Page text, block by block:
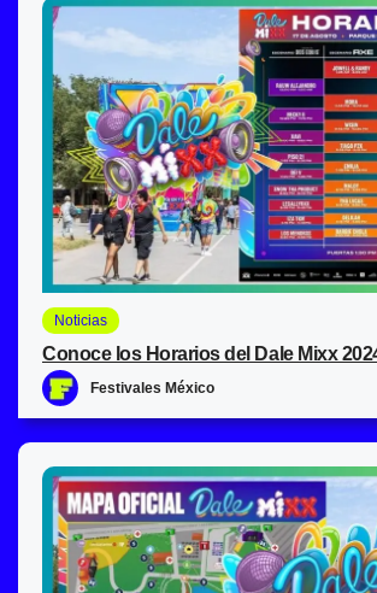
Noticias
Conoce los Horarios del Dale Mixx
Festivales México